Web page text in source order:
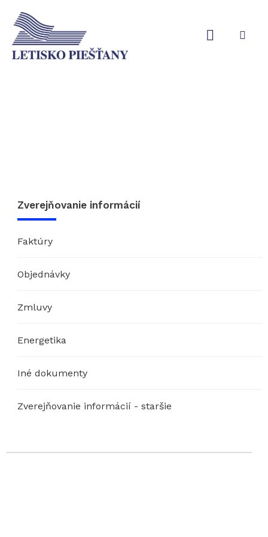
Zverejňovanie informácií
Faktúry
Objednávky
Zmluvy
Energetika
Iné dokumenty
Zverejňovanie informácií - staršie